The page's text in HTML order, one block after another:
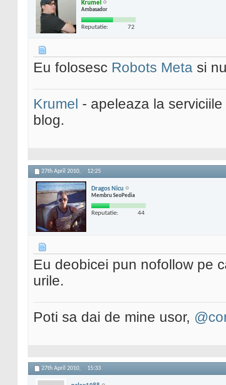
Krumel
Ambasador
Reputatie: 72
Eu folosesc Robots Meta si
Krumel - apeleaza la
blog.
27th April 2010, 12:25
Dragos Nicu
Membru SeoPedia
Reputatie: 44
Eu deobicei pun nofollow pe
urile.
Poti sa dai de mine usor,
27th April 2010, 15:33